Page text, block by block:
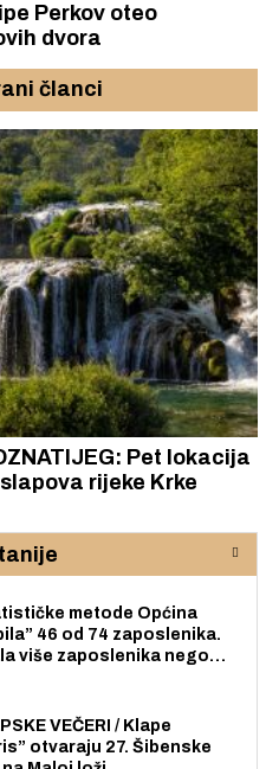
dvora
članci
Pet lokacija
rijeke Krke
metode Općina
46 od 74 zaposlenika.
više zaposlenika nego
VEČERI / Klape
otvaraju 27. Šibenske